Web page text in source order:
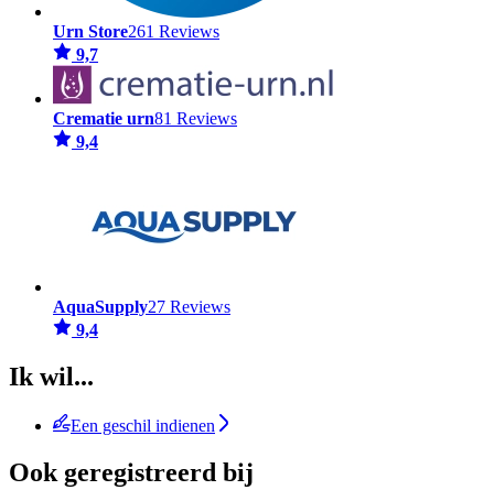
Urn Store261 Reviews
9,7
Crematie urn81 Reviews
9,4
AquaSupply27 Reviews
9,4
Ik wil...
Een geschil indienen
Ook geregistreerd bij